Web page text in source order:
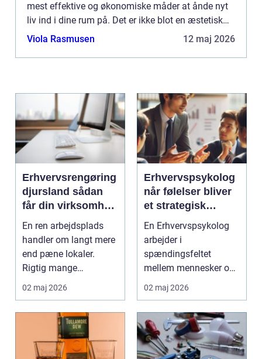
mest effektive og økonomiske måder at ånde nyt
liv ind i dine rum på. Det er ikke blot en æstetisk
opgradering; en frisk farve kan også påvirke
Viola Rasmusen 12 maj 2026
Erhvervsrengøring
djursland sådan
får din virksomhed
mest muligt ud af
rengøringen
En ren arbejdsplads
handler om langt mere
end pæne lokaler.
Rigtig mange
virksomheder på
Djursland o...
02 maj 2026
Erhvervspsykolog
når følelser bliver
et strategisk
værktøj i
arbejdslivet
En Erhvervspsykolog
arbejder i
spændingsfeltet
mellem mennesker og
forretning. Fokus er
ikke kun på ...
02 maj 2026